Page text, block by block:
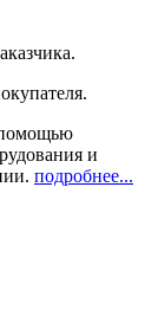
помощью
и
подробнее...